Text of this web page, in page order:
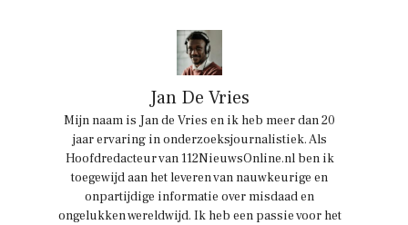
Jan De Vries
Mijn naam is Jan de Vries en ik heb meer dan 20
jaar ervaring in onderzoeksjournalistiek. Als
Hoofdredacteur van 112NieuwsOnline.nl ben ik
toegewijd aan het leveren van nauwkeurige en
onpartijdige informatie over misdaad en
ongelukken wereldwijd. Ik heb een passie voor het